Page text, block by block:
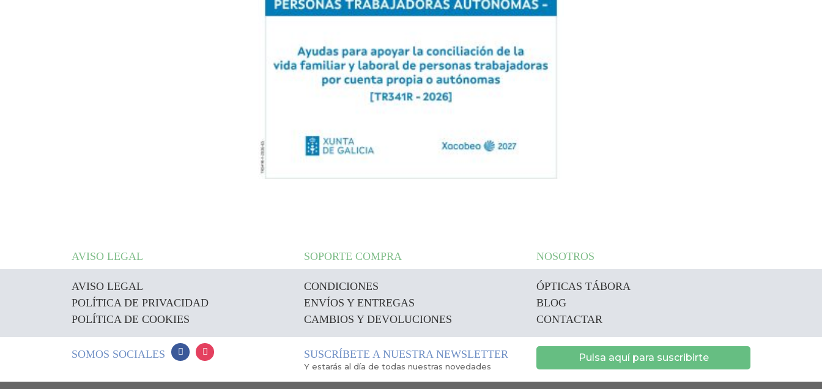
AVISO LEGAL SOPORTE COMPRA NOSOTROS
AVISO LEGAL
POLÍTICA DE PRIVACIDAD
POLÍTICA DE COOKIES
CONDICIONES
ENVÍOS Y ENTREGAS
CAMBIOS Y DEVOLUCIONES
ÓPTICAS TÁBORA
BLOG
CONTACTAR
SOMOS SOCIALES SUSCRÍBETE A NUESTRA NEWSLETTER
Y estarás al día de todas nuestras novedades
Pulsa aquí para suscribirte